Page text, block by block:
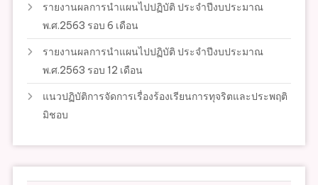
รายงานผลการนำแผนไปปฏิบัติ ประจำปีงบประมาณ
พ.ศ.2563 รอบ 6 เดือน
รายงานผลการนำแผนไปปฏิบัติ ประจำปีงบประมาณ
พ.ศ.2563 รอบ 12 เดือน
แนวปฏิบัติการจัดการเรื่องร้องเรียนการทุจริตและประพฤติ
มิชอบ